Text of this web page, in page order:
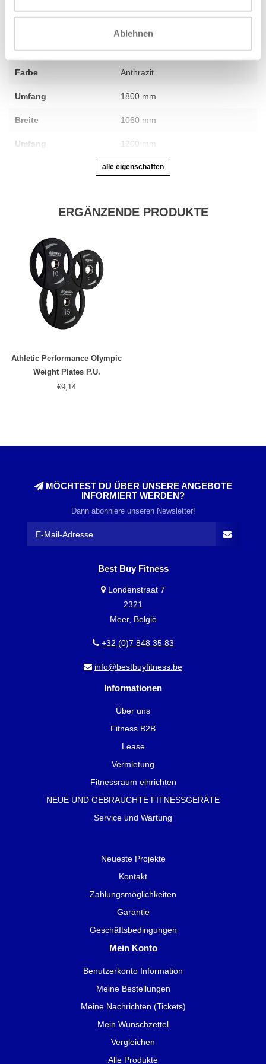
Ablehnen
Anpassbar nicht zutreffend
Farbe Anthrazit
Umfang 1800 mm
Breite 1060 mm
Umfang 1200 mm
alle eigenschaften
ERGÄNZENDE PRODUKTE
Athletic Performance Olympic
Weight Plates P.U.
€9,14
MÖCHTEST DU ÜBER UNSERE ANGEBOTE
INFORMIERT WERDEN?
Dann abonniere unseren Newsletter!
Best Buy Fitness
Londenstraat 7
2321
Meer, België
+32 (0)7 848 35 83
info@bestbuyfitness.be
Informationen
Über uns
Fitness B2B
Lease
Vermietung
Fitnessraum einrichten
NEUE UND GEBRAUCHTE FITNESSGERÄTE
Service und Wartung
Neueste Projekte
Kontakt
Zahlungsmöglichkeiten
Garantie
Geschäftsbedingungen
Mein Konto
Benutzerkonto Information
Meine Bestellungen
Meine Nachrichten (Tickets)
Mein Wunschzettel
Vergleichen
Alle Produkte